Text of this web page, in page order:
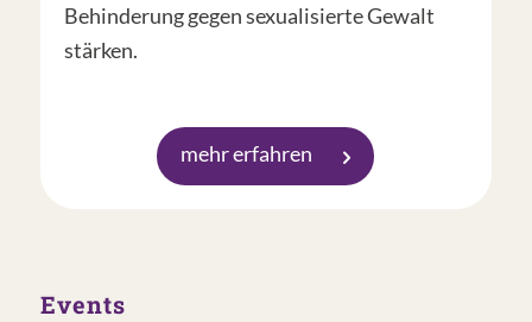
Behinderung gegen sexualisierte Gewalt
stärken.
mehr erfahren
Events